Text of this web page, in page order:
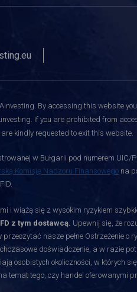
By accessing this website
If you are prohibited from
kindly requested to exit this website.
w Bułgarii pod numerem
Komisję Nadzoru Finansowego na
i wiążą się z wysokim ryzykiem
z tym dostawcą. Upewnij się, że
przeczytać nasze pełne Ostrzeżenie o
doświadczenie, a w razie
osobistych okoliczności, w których
temat tego, czy handel oferowanymi